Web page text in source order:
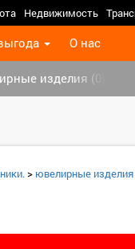
Недвижимость
О нас
изделия (0)
> ювелирные изделия